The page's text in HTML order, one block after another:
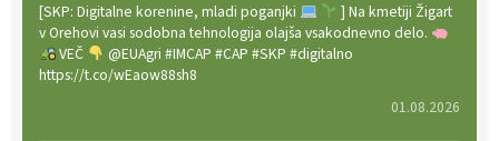
[SKP: Digitalne korenine, mladi poganjki
] Na kmetiji Žigart
v Orehovi vasi sodobna tehnologija olajša vsakodnevno delo.
VEČ
@EUAgri #IMCAP #CAP #SKP #digitalno
https://t.co/wEaow88sh8
01.08.2026